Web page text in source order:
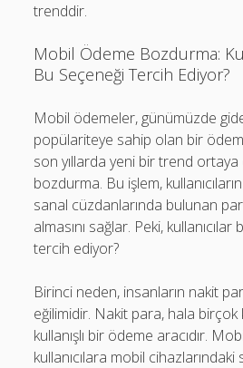
trenddir.
Mobil Ödeme Bozdurma:
Bu Seçeneği Tercih Ediyor?
Mobil ödemeler, günümüzde
popülariteye sahip olan bir
son yıllarda yeni bir trend ortaya
bozdurma. Bu işlem,
sanal cüzdanlarında bulunan
almasını sağlar. Peki,
tercih ediyor?
Birinci neden, insanların nakit
eğilimidir. Nakit para, hala birçok
kullanışlı bir ödeme aracıdır.
kullanıcılara mobil